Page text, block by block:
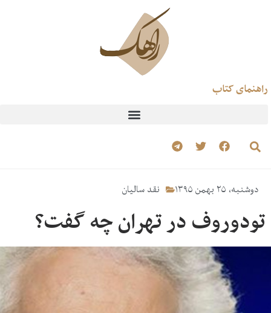
راهنمای کتاب
دوشنبه، ۲۵ بهمن ۱۳۹۵ نقد سالیان
تودوروف در تهران چه گفت؟